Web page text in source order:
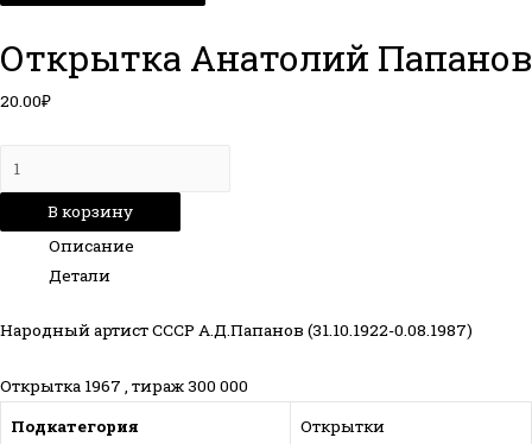
Открытка Анатолий Папанов
20.00₽
Количество
товара
Открытка
Анатолий
Папанов
В корзину
Описание
Детали
Народный артист СССР А.Д.Папанов (31.10.1922-0.08.1987)
Открытка 1967 , тираж 300 000
Подкатегория
Открытки